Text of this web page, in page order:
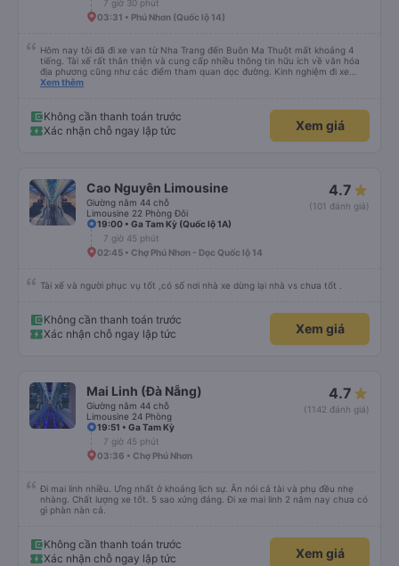
7 giờ 30 phút
03:31 • Phú Nhơn (Quốc lộ 14)
Hôm nay tôi đã đi xe van từ Nha Trang đến Buôn Ma Thuột mất khoảng 4
tiếng. Tài xế rất thân thiện và cung cấp nhiều thông tin hữu ích về văn hóa
địa phương cũng như các điểm tham quan dọc đường. Kinh nghiệm đi xe
buýt ở nhiều vùng khác nhau trên khắp Việt Nam trước đây của chúng tôi
gặp. Chúng tôi rất khuyến khích sử dụng dịch vụ vận chuyển của Thai Son.
Xem thêm
Không cần thanh toán trước
Xác nhận chỗ ngay lập tức
Xem giá
Cao Nguyên Limousine
Giường nằm 44 chỗ
Limousine 22 Phòng Đôi
4.7
(101 đánh giá)
19:00 • Ga Tam Kỳ (Quốc lộ 1A)
7 giờ 45 phút
02:45 • Chợ Phú Nhơn - Dọc Quốc lộ 14
Tài xế và người phục vụ tốt ,có số nơi nhà xe dừng lại nhà vs chưa tốt .
Không cần thanh toán trước
Xác nhận chỗ ngay lập tức
Xem giá
Mai Linh (Đà Nẵng)
Giường nằm 44 chỗ
Limousine 24 Phòng
4.7
(1142 đánh giá)
19:51 • Ga Tam Kỳ
7 giờ 45 phút
03:36 • Chợ Phú Nhơn
Đi mai linh nhiều. Ưng nhất ở khoảng lịch sự. Ăn nói cả tài và phụ đều nhẹ
nhàng. Chất lượng xe tốt. 5 sao xứng đáng. Đi xe mai linh 2 năm nay chưa có
gì phàn nàn cả.
Không cần thanh toán trước
Xác nhận chỗ ngay lập tức
Xem giá